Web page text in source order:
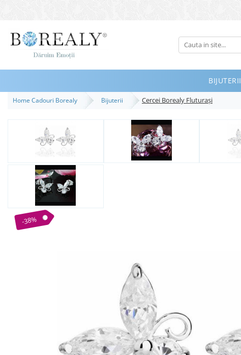
Bijuterii
Inele
Bratari
Destinatari
Bijuterii Femei
Bijuterii Copii
Bijuterii Mirese
BIJUTERII
Home Cadouri Borealy Bijuterii Cercei Borealy Fluturaşi
-38%